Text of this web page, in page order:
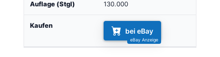
130.000
bei eBay